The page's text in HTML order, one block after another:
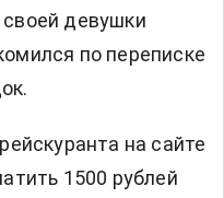
девушки
по переписке
на сайте
1500 рублей